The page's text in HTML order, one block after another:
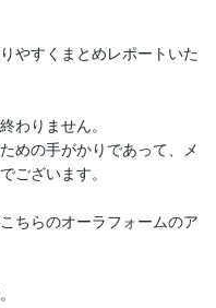
やすくまとめレポートいた
わりません。
めの手がかりであって、メ
ございます。
ちらのオーラフォームのア